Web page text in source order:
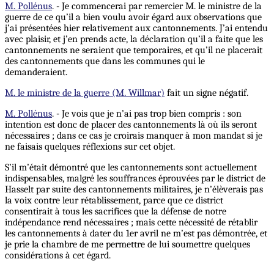
M. Pollénus. - Je commencerai par remercier M. le ministre de la
guerre de ce qu’il a bien voulu avoir égard aux observations que
j’ai présentées hier relativement aux cantonnements. J’ai entendu
avec plaisir, et j’en prends acte, la déclaration qu’il a faite que les
cantonnements ne seraient que temporaires, et qu’il ne placerait
des cantonnements que dans les communes qui le
demanderaient.
M. le ministre de la guerre (M. Willmar) fait un signe négatif.
M. Pollénus. - Je vois que je n’ai pas trop bien compris : son
intention est donc de placer des cantonnements là où ils seront
nécessaires ; dans ce cas je croirais manquer à mon mandat si je
ne faisais quelques réflexions sur cet objet.
S’il m’était démontré que les cantonnements sont actuellement
indispensables, malgré les souffrances éprouvées par le district de
Hasselt par suite des cantonnements militaires, je n’élèverais pas
la voix contre leur rétablissement, parce que ce district
consentirait à tous les sacrifices que la défense de notre
indépendance rend nécessaires ; mais cette nécessité de rétablir
les cantonnements à dater du 1er avril ne m’est pas démontrée, et
je prie la chambre de me permettre de lui soumettre quelques
considérations à cet égard.